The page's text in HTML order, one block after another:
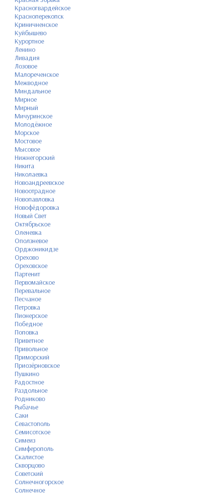
Красногвардейское
Красноперекопск
Криничненское
Куйбышево
Курортное
Ленино
Ливадия
Лозовое
Малореченское
Межводное
Миндальное
Мирное
Мирный
Мичуринское
Молодёжное
Морское
Мостовое
Мысовое
Нижнегорский
Никита
Николаевка
Новоандреевское
Новоотрадное
Новопавловка
Новофёдоровка
Новый Свет
Октябрьское
Оленевка
Оползневое
Орджоникидзе
Орехово
Ореховское
Партенит
Первомайское
Перевальное
Песчаное
Петровка
Пионерское
Победное
Поповка
Приветное
Привольное
Приморский
Приозёрновское
Пушкино
Радостное
Раздольное
Родниково
Рыбачье
Саки
Севастополь
Семисотское
Симеиз
Симферополь
Скалистое
Скворцово
Советский
Солнечногорское
Солнечное